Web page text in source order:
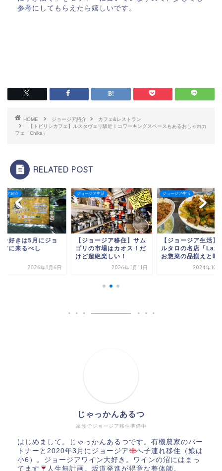
参考にしてもらえたら嬉しいです。
HOME ジョージア紹介
カフェ&レストラン
【トビリシカフェ】ルスタヴェリ駅近！コワーキングスペースもあるおしゃれカ
フェ「Chika」
RELATED POST
ジア生活
ョージア移住】サム
の市場はカオス！だ
2026年1月11日
ジョージア生活
【ジョージア生活】サブ
ルタロの名店「Laza」
お惣菜の品揃えと味が...
2024年10月28日
ジョージア紹介
ワイン好きは5月に
ージアに来るべし
2026年1
家族でジョージア移住準備中
じゃっかんあるつ
はじめまして。じゃっかんあるつです。有機農家のパー
トナーと2020年3月にジョージア
へ子連れ移住（娘は
小6）。ジョージアワイン大好き。ワインの沼にはまっ
てます
人生無計画。坂道発進が得意な整体師。